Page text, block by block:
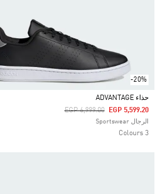
-20%
Selected
حذاء ADVANTAGE
Price Reduced From
EGP 6,999.00ToEGP 5,599.20
الرجال Sportswear
3 Colours